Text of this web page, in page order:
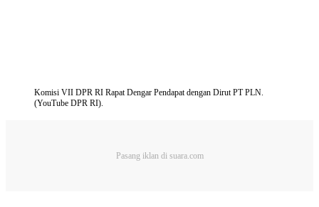
Komisi VII DPR RI Rapat Dengar Pendapat dengan Dirut PT PLN.
(YouTube DPR RI).